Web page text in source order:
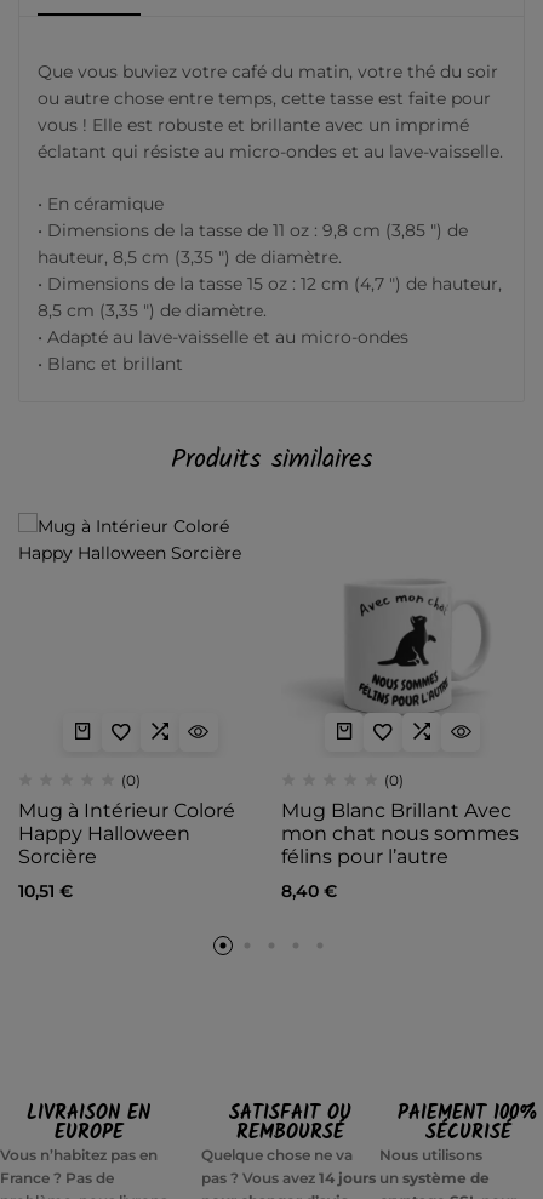
Que vous buviez votre café du matin, votre thé du soir
ou autre chose entre temps, cette tasse est faite pour
vous ! Elle est robuste et brillante avec un imprimé
éclatant qui résiste au micro-ondes et au lave-vaisselle.
• En céramique
• Dimensions de la tasse de 11 oz : 9,8 cm (3,85 ″) de
hauteur, 8,5 cm (3,35 ″) de diamètre.
• Dimensions de la tasse 15 oz : 12 cm (4,7 ″) de hauteur,
8,5 cm (3,35 ″) de diamètre.
• Adapté au lave-vaisselle et au micro-ondes
• Blanc et brillant
Produits similaires
(0)
Mug à Intérieur Coloré
Happy Halloween
Sorcière
10,51 €
(0)
Mug Blanc Brillant Avec
mon chat nous sommes
félins pour l’autre
8,40 €
LIVRAISON EN
EUROPE
Vous n’habitez pas en
France ? Pas de
SATISFAIT OU
REMBOURSÉ
Quelque chose ne va
pas ? Vous avez14 jours
PAIEMENT 100%
SÉCURISÉ
Nous utilisons
un système de